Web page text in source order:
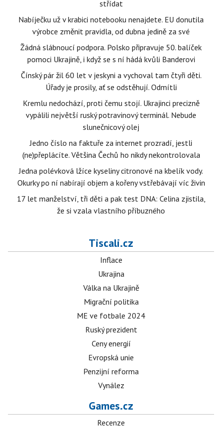
střídat
Nabíječku už v krabici notebooku nenajdete. EU donutila
výrobce změnit pravidla, od dubna jedině za své
Žádná slábnoucí podpora. Polsko připravuje 50. balíček
pomoci Ukrajině, i když se s ní hádá kvůli Banderovi
Čínský pár žil 60 let v jeskyni a vychoval tam čtyři děti.
Úřady je prosily, ať se odstěhují. Odmítli
Kremlu nedochází, proti čemu stojí. Ukrajinci precizně
vypálili největší ruský potravinový terminál. Nebude
slunečnicový olej
Jedno číslo na faktuře za internet prozradí, jestli
(ne)přeplácíte. Většina Čechů ho nikdy nekontrolovala
Jedna polévková lžíce kyseliny citronové na kbelík vody.
Okurky po ní nabírají objem a kořeny vstřebávají víc živin
17 let manželství, tři děti a pak test DNA: Celina zjistila,
že si vzala vlastního příbuzného
Tiscali.cz
Inflace
Ukrajina
Válka na Ukrajině
Migrační politika
ME ve fotbale 2024
Ruský prezident
Ceny energií
Evropská unie
Penzijní reforma
Vynález
Games.cz
Recenze